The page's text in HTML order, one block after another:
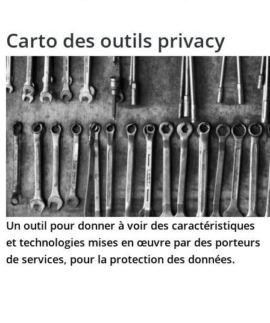
Carto des outils privacy
Un outil pour donner à voir des caractéristiques
et technologies mises en œuvre par des porteurs
de services, pour la protection des données.